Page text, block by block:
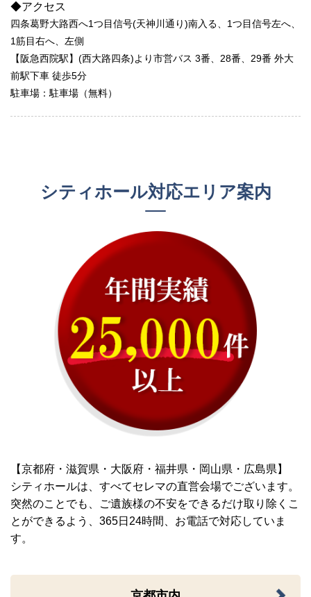
◆アクセス
四条葛野大路西へ1つ目信号(天神川通り)南入る、1つ目信号左へ、
1筋目右へ、左側
【阪急西院駅】(西大路四条)より市営バス 3番、28番、29番 外大
前駅下車 徒歩5分
駐車場：駐車場（無料）
シティホール対応エリア案内
【京都府・滋賀県・大阪府・福井県・岡山県・広島県】
シティホールは、すべてセレマの直営会場でございます。
突然のことでも、ご遺族様の不安をできるだけ取り除くこ
とができるよう、365日24時間、お電話で対応していま
す。